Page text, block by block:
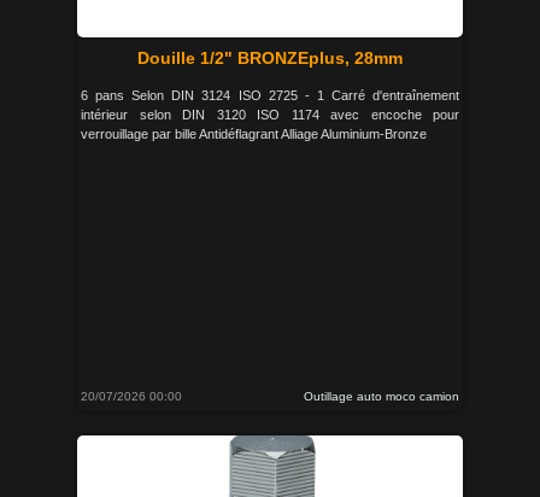
Douille 1/2" BRONZEplus, 28mm
6 pans Selon DIN 3124 ISO 2725 - 1 Carré d'entraînement
intérieur selon DIN 3120 ISO 1174 avec encoche pour
verrouillage par bille Antidéflagrant Alliage Aluminium-Bronze
20/07/2026 00:00 Outillage auto moco camion